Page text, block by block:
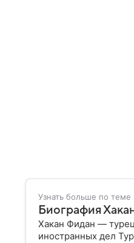
Узнать больше по теме
Биография
Хакан Фидан —
иностранных дел